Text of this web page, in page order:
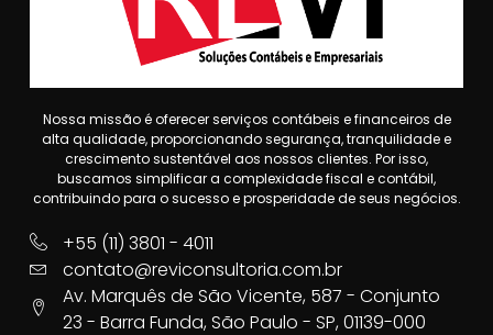
Nossa missão é oferecer serviços contábeis e financeiros de
alta qualidade, proporcionando segurança, tranquilidade e
crescimento sustentável aos nossos clientes. Por isso,
buscamos simplificar a complexidade fiscal e contábil,
contribuindo para o sucesso e prosperidade de seus negócios.
+55 (11) 3801 - 4011
contato@reviconsultoria.com.br
Av. Marquês de São Vicente, 587 - Conjunto
23 - Barra Funda, São Paulo - SP, 01139-000